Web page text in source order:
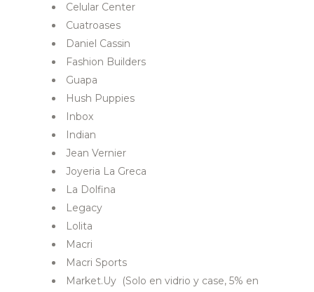
Celular Center
Cuatroases
Daniel Cassin
Fashion Builders
Guapa
Hush Puppies
Inbox
Indian
Jean Vernier
Joyeria La Greca
La Dolfina
Legacy
Lolita
Macri
Macri Sports
Market.Uy (Solo en vidrio y case, 5% en